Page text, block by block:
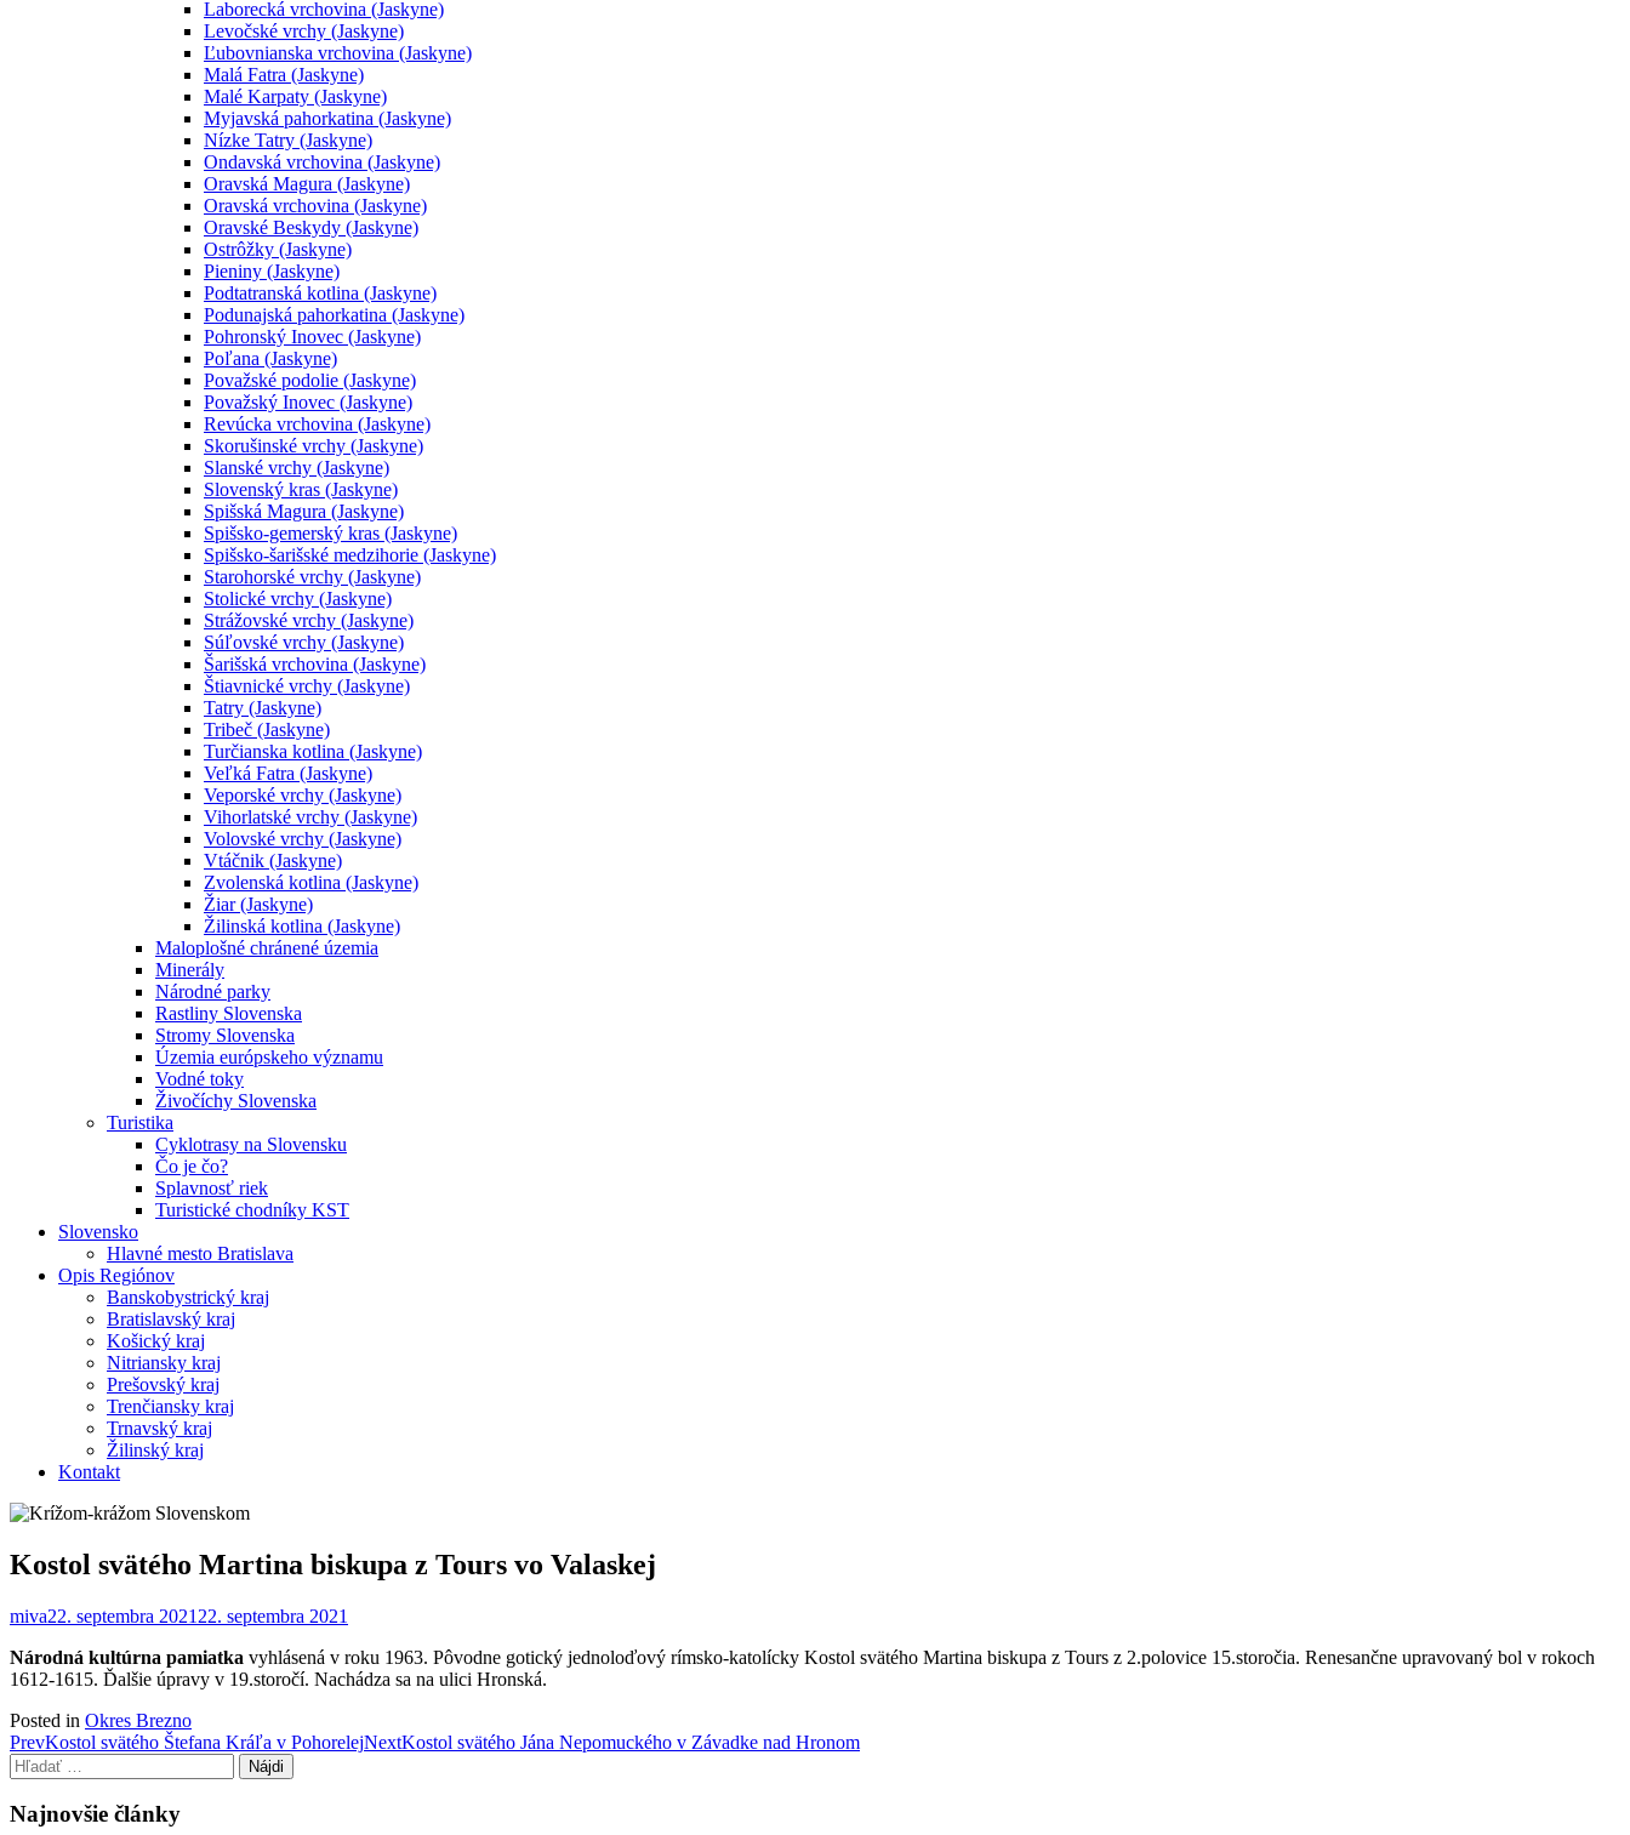
Laborecká vrchovina (Jaskyne)
Levočské vrchy (Jaskyne)
Ľubovnianska vrchovina (Jaskyne)
Malá Fatra (Jaskyne)
Malé Karpaty (Jaskyne)
Myjavská pahorkatina (Jaskyne)
Nízke Tatry (Jaskyne)
Ondavská vrchovina (Jaskyne)
Oravská Magura (Jaskyne)
Oravská vrchovina (Jaskyne)
Oravské Beskydy (Jaskyne)
Ostrôžky (Jaskyne)
Pieniny (Jaskyne)
Podtatranská kotlina (Jaskyne)
Podunajská pahorkatina (Jaskyne)
Pohronský Inovec (Jaskyne)
Poľana (Jaskyne)
Považské podolie (Jaskyne)
Považský Inovec (Jaskyne)
Revúcka vrchovina (Jaskyne)
Skorušinské vrchy (Jaskyne)
Slanské vrchy (Jaskyne)
Slovenský kras (Jaskyne)
Spišská Magura (Jaskyne)
Spišsko-gemerský kras (Jaskyne)
Spišsko-šarišské medzihorie (Jaskyne)
Starohorské vrchy (Jaskyne)
Stolické vrchy (Jaskyne)
Strážovské vrchy (Jaskyne)
Súľovské vrchy (Jaskyne)
Šarišská vrchovina (Jaskyne)
Štiavnické vrchy (Jaskyne)
Tatry (Jaskyne)
Tribeč (Jaskyne)
Turčianska kotlina (Jaskyne)
Veľká Fatra (Jaskyne)
Veporské vrchy (Jaskyne)
Vihorlatské vrchy (Jaskyne)
Volovské vrchy (Jaskyne)
Vtáčnik (Jaskyne)
Zvolenská kotlina (Jaskyne)
Žiar (Jaskyne)
Žilinská kotlina (Jaskyne)
Maloplošné chránené územia
Minerály
Národné parky
Rastliny Slovenska
Stromy Slovenska
Územia európskeho významu
Vodné toky
Živočíchy Slovenska
Turistika
Cyklotrasy na Slovensku
Čo je čo?
Splavnosť riek
Turistické chodníky KST
Slovensko
Hlavné mesto Bratislava
Opis Regiónov
Banskobystrický kraj
Bratislavský kraj
Košický kraj
Nitriansky kraj
Prešovský kraj
Trenčiansky kraj
Trnavský kraj
Žilinský kraj
Kontakt
Kostol svätého Martina biskupa z Tours vo Valaskej
miva22. septembra 2021 22. septembra 2021
Národná kultúrna pamiatka vyhlásená v roku 1963. Pôvodne gotický jednoloďový rímsko-katolícky Kostol svätého Martina biskupa z Tours z 2.polovice 15.storočia. Renesančne upravovaný bol v rokoch
1612-1615. Ďalšie úpravy v 19.storočí. Nachádza sa na ulici Hronská.
Posted in Okres Brezno
Post
navigation
PrevKostol svätého Štefana Kráľa v PohorelejNextKostol svätého Jána Nepomuckého v Závadke nad Hronom
Hľadať:
Najnovšie články